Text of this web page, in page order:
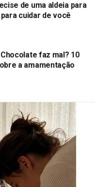
de uma aldeia para
cuidar de você
faz mal? 10
a amamentação